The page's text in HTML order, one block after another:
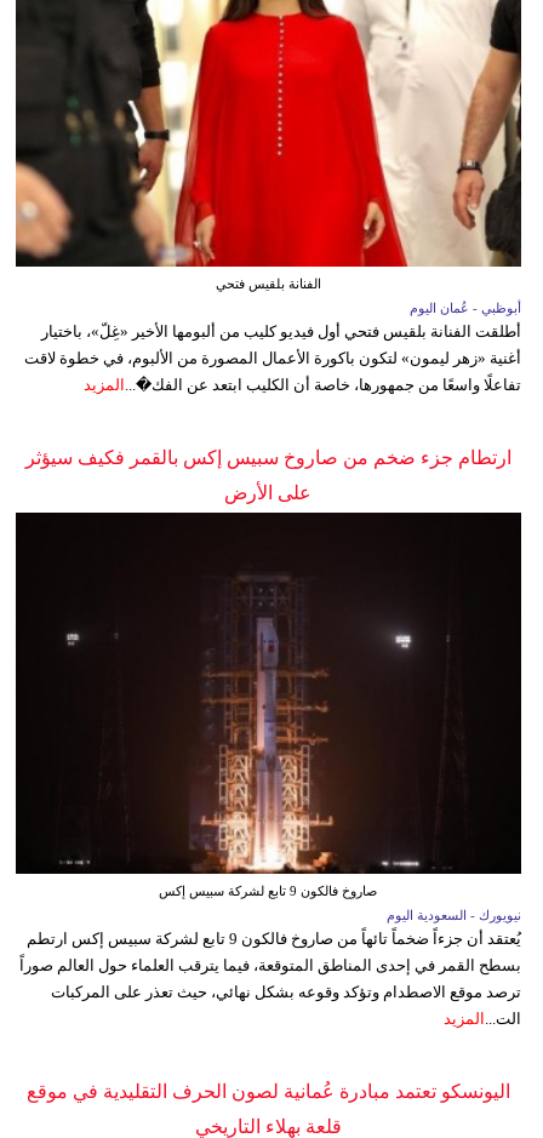
الفنانة بلقيس فتحي
أبوظبي - عُمان اليوم
أطلقت الفنانة بلقيس فتحي أول فيديو كليب من ألبومها الأخير «غِلّ»، باختيار
أغنية «زهر ليمون» لتكون باكورة الأعمال المصورة من الألبوم، في خطوة لاقت
تفاعلًا واسعًا من جمهورها، خاصة أن الكليب ابتعد عن الفك�... المزيد
ارتطام جزء ضخم من صاروخ سبيس إكس بالقمر فكيف سيؤثر
على الأرض
صاروخ فالكون 9 تابع لشركة سبيس إكس
نيويورك - السعودية اليوم
يُعتقد أن جزءاً ضخماً تائهاً من صاروخ فالكون 9 تابع لشركة سبيس إكس ارتطم
بسطح القمر في إحدى المناطق المتوقعة، فيما يترقب العلماء حول العالم صوراً
ترصد موقع الاصطدام وتؤكد وقوعه بشكل نهائي، حيث تعذر على المركبات
الت...
المزيد
اليونسكو تعتمد مبادرة عُمانية لصون الحرف التقليدية في موقع
قلعة بهلاء التاريخي